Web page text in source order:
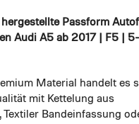
Passform
Audi A5 ab 2017 | F5 |
Material handelt es
mit Kettelung aus
Textiler Bandeinfassung